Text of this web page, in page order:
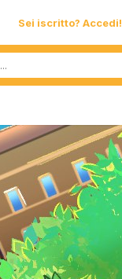
Sei iscritto? Accedi!